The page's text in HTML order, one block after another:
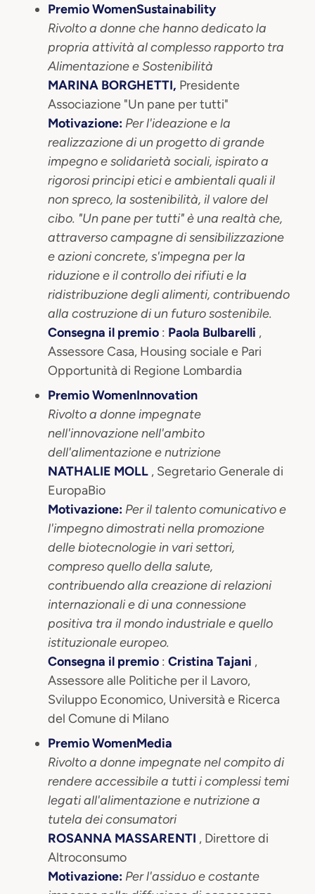
Premio WomenSustainability
Rivolto a donne che hanno dedicato la
propria attività al complesso rapporto tra
Alimentazione e Sostenibilità
MARINA BORGHETTI, Presidente
Associazione "Un pane per tutti"
Motivazione: Per l'ideazione e la
realizzazione di un progetto di grande
impegno e solidarietà sociali, ispirato a
rigorosi principi etici e ambientali quali il
non spreco, la sostenibilità, il valore del
cibo. "Un pane per tutti" è una realtà che,
attraverso campagne di sensibilizzazione
e azioni concrete, s'impegna per la
riduzione e il controllo dei rifiuti e la
ridistribuzione degli alimenti, contribuendo
alla costruzione di un futuro sostenibile.
Consegna il premio : Paola Bulbarelli ,
Assessore Casa, Housing sociale e Pari
Opportunità di Regione Lombardia
Premio WomenInnovation
Rivolto a donne impegnate
nell'innovazione nell'ambito
dell'alimentazione e nutrizione
NATHALIE MOLL , Segretario Generale di
EuropaBio
Motivazione: Per il talento comunicativo e
l'impegno dimostrati nella promozione
delle biotecnologie in vari settori,
compreso quello della salute,
contribuendo alla creazione di relazioni
internazionali e di una connessione
positiva tra il mondo industriale e quello
istituzionale europeo.
Consegna il premio : Cristina Tajani ,
Assessore alle Politiche per il Lavoro,
Sviluppo Economico, Università e Ricerca
del Comune di Milano
Premio WomenMedia
Rivolto a donne impegnate nel compito di
rendere accessibile a tutti i complessi temi
legati all'alimentazione e nutrizione a
tutela dei consumatori
ROSANNA MASSARENTI , Direttore di
Altroconsumo
Motivazione: Per l'assiduo e costante